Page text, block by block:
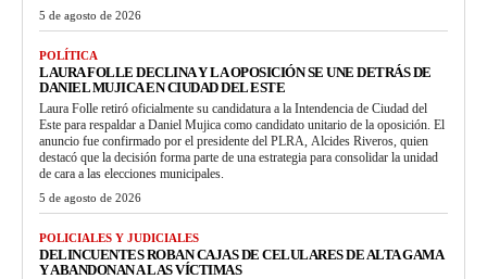
5 de agosto de 2026
POLÍTICA
LAURA FOLLE DECLINA Y LA OPOSICIÓN SE UNE DETRÁS DE
DANIEL MUJICA EN CIUDAD DEL ESTE
Laura Folle retiró oficialmente su candidatura a la Intendencia de Ciudad del
Este para respaldar a Daniel Mujica como candidato unitario de la oposición. El
anuncio fue confirmado por el presidente del PLRA, Alcides Riveros, quien
destacó que la decisión forma parte de una estrategia para consolidar la unidad
de cara a las elecciones municipales.
5 de agosto de 2026
POLICIALES Y JUDICIALES
DELINCUENTES ROBAN CAJAS DE CELULARES DE ALTA GAMA
Y ABANDONAN A LAS VÍCTIMAS